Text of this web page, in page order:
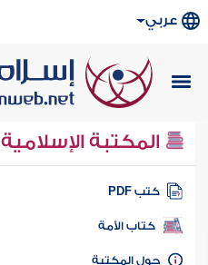
عربي
المكتبة الإسلامية
كتب PDF
كتاب الأمة